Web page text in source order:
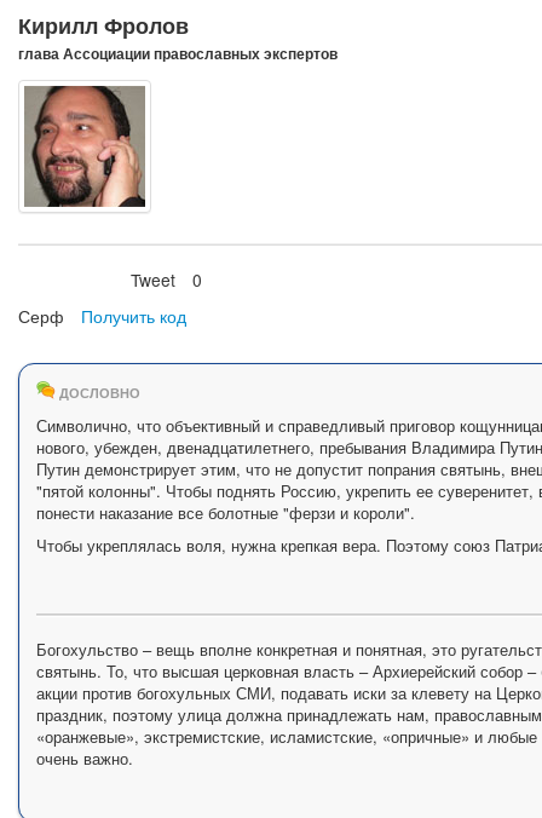
Кирилл Фролов
глава Ассоциации православных экспертов
Tweet
0
Серф
Получить код
ДОСЛОВНО
Символично, что объективный и справедливый приговор
нового, убежден, двенадцатилетнего, пребывания Владимира
Путин демонстрирует этим, что не допустит попрания святынь,
"пятой колонны". Чтобы поднять Россию, укрепить ее
понести наказание все болотные "ферзи и короли".
Чтобы укреплялась воля, нужна крепкая вера. Поэтому союз
Богохульство – вещь вполне конкретная и понятная, это
святынь. То, что высшая церковная власть – Архиерейский собор
акции против богохульных СМИ, подавать иски за клевету на
праздник, поэтому улица должна принадлежать нам,
«оранжевые», экстремистские, исламистские, «опричные» и
очень важно.